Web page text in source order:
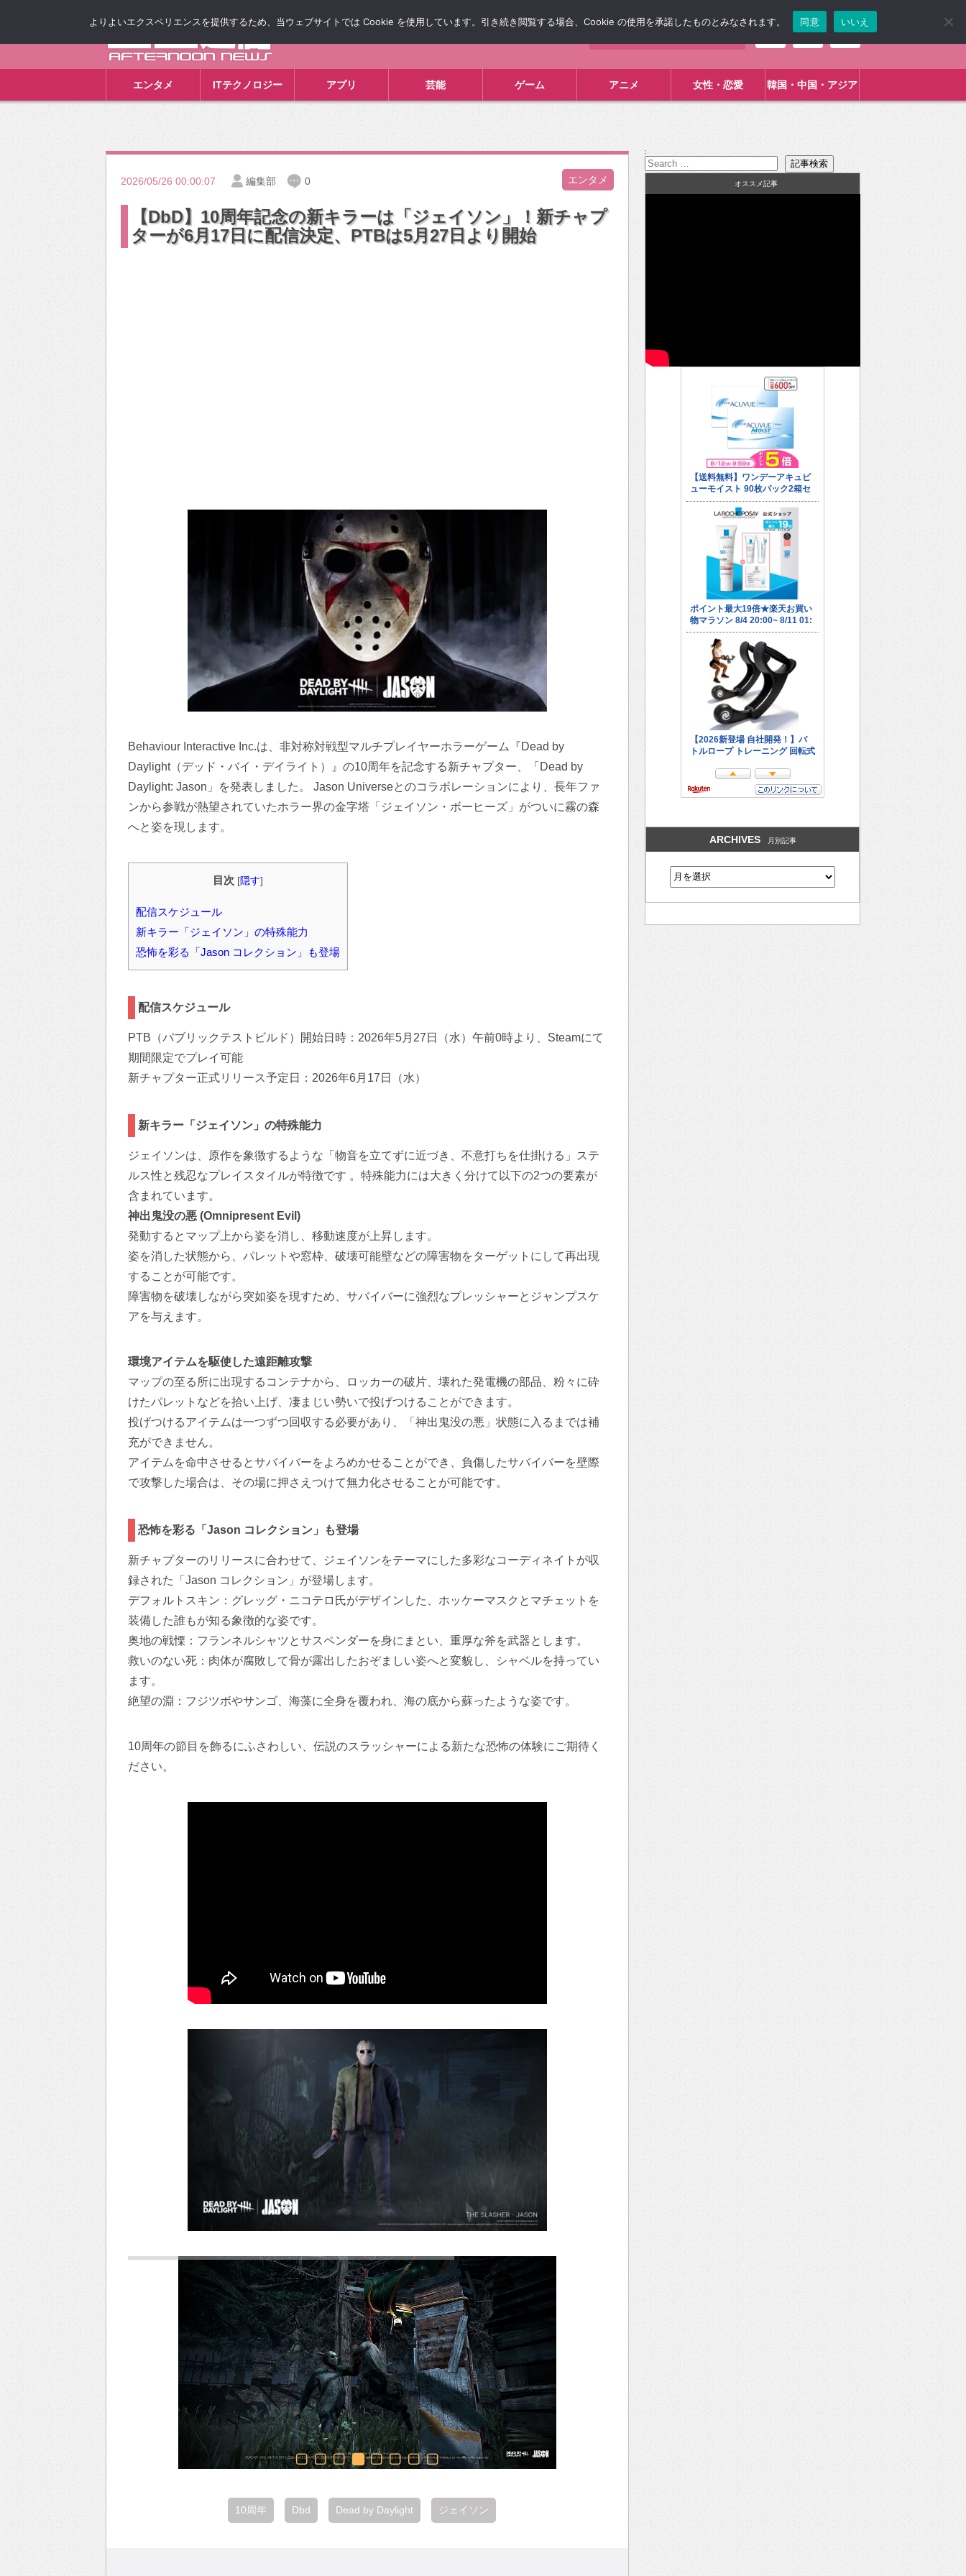
エンタメ ITテクノロジー アプリ 芸能 ゲーム アニメ 女性・恋愛 韓国・中国・アジア
2026/05/26 00:00:07 編集部 0 エンタメ
【DbD】10周年記念の新キラーは「ジェイソン」！新チャプ
ターが6月17日に配信決定、PTBは5月27日より開始
Behaviour Interactive Inc.は、非対称対戦型マルチプレイヤーホラーゲーム『Dead by
Daylight（デッド・バイ・デイライト）』の10周年を記念する新チャプター、「Dead by
Daylight: Jason」を発表しました。 Jason Universeとのコラボレーションにより、長年ファ
ンから参戦が熱望されていたホラー界の金字塔「ジェイソン・ボーヒーズ」がついに霧の森
へと姿を現します。
目次 [隠す]
配信スケジュール
新キラー「ジェイソン」の特殊能力
恐怖を彩る「Jason コレクション」も登場
配信スケジュール
PTB（パブリックテストビルド）開始日時：2026年5月27日（水）午前0時より、Steamにて
期間限定でプレイ可能
新チャプター正式リリース予定日：2026年6月17日（水）
新キラー「ジェイソン」の特殊能力
ジェイソンは、原作を象徴するような「物音を立てずに近づき、不意打ちを仕掛ける」ステ
ルス性と残忍なプレイスタイルが特徴です 。特殊能力には大きく分けて以下の2つの要素が
含まれています。
神出鬼没の悪 (Omnipresent Evil)
発動するとマップ上から姿を消し、移動速度が上昇します。
姿を消した状態から、パレットや窓枠、破壊可能壁などの障害物をターゲットにして再出現
することが可能です。
障害物を破壊しながら突如姿を現すため、サバイバーに強烈なプレッシャーとジャンプスケ
アを与えます。
環境アイテムを駆使した遠距離攻撃
マップの至る所に出現するコンテナから、ロッカーの破片、壊れた発電機の部品、粉々に砕
けたパレットなどを拾い上げ、凄まじい勢いで投げつけることができます。
投げつけるアイテムは一つずつ回収する必要があり、「神出鬼没の悪」状態に入るまでは補
充ができません。
アイテムを命中させるとサバイバーをよろめかせることができ、負傷したサバイバーを壁際
で攻撃した場合は、その場に押さえつけて無力化させることが可能です。
恐怖を彩る「Jason コレクション」も登場
新チャプターのリリースに合わせて、ジェイソンをテーマにした多彩なコーディネイトが収
録された「Jason コレクション」が登場します。
デフォルトスキン：グレッグ・ニコテロ氏がデザインした、ホッケーマスクとマチェットを
装備した誰もが知る象徴的な姿です。
奥地の戦慄：フランネルシャツとサスペンダーを身にまとい、重厚な斧を武器とします。
救いのない死：肉体が腐敗して骨が露出したおぞましい姿へと変貌し、シャベルを持ってい
ます。
絶望の淵：フジツボやサンゴ、海藻に全身を覆われ、海の底から蘇ったような姿です。
10周年の節目を飾るにふさわしい、伝説のスラッシャーによる新たな恐怖の体験にご期待く
ださい。
10周年 Dbd Dead by Daylight ジェイソン
:
オススメ記事
ARCHIVES 月別記事
よりよいエクスペリエンスを提供するため、当ウェブサイトでは Cookie を使用しています。引き続き閲覧する場合、Cookie の使用を承諾したものとみなされます。 同意 いいえ